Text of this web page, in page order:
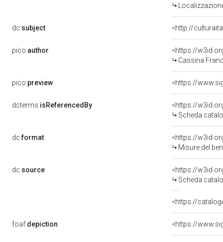
dc:subject <http://
pico:author
<https://
Cassina
pico:preview <https://
dcterms:isReferencedBy
<https://
Scheda
dc:format
<https://
Misure del
dc:source
<https://
Scheda
<https://
foaf:depiction <https://